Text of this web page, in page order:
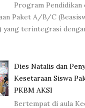
Program Pendidikan
Paket A/B/C
yang terintegrasi
Dies Natalis dan
Kesetaraan Siswa
PKBM AKSI
Bertempat di aula